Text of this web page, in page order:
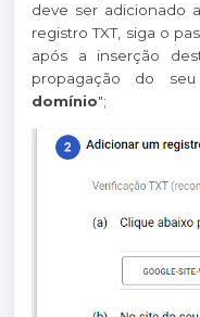
deve ser adicionado
registro TXT, siga o
após a inserção
propagação do
domínio";